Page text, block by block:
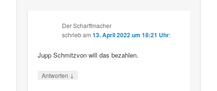
Der Scharffmacher
schriebam13. April 2022 um 18:21 Uhr:
Jupp Schmitzvon will das bezahlen.
Antworten ↓